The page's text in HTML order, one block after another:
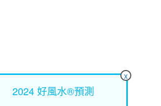
x
2024 好風水®預測